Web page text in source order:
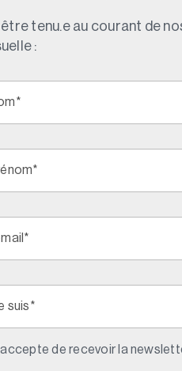
tenu.e au courant de
:
de recevoir la